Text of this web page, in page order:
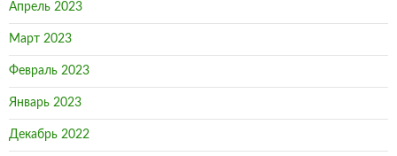
Апрель 2023
Март 2023
Февраль 2023
Январь 2023
Декабрь 2022